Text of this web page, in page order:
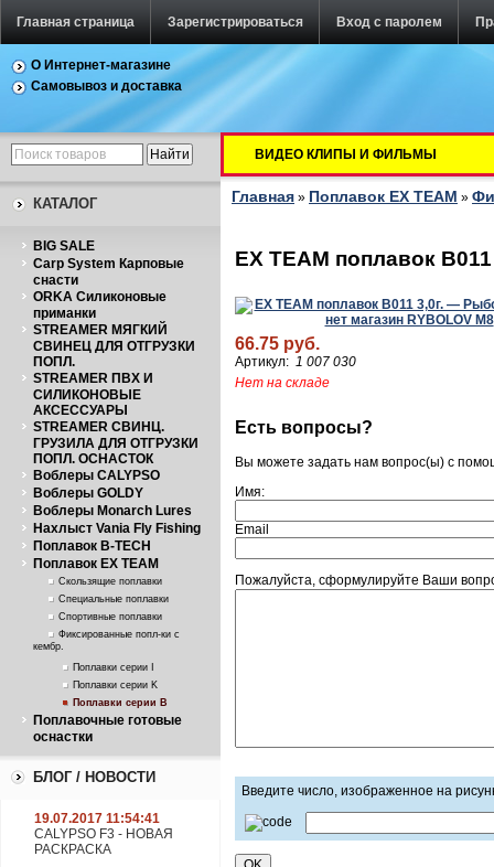
Главная страница Зарегистрироваться Вход с паролем
О Интернет-магазине
Самовывоз и доставка
КАТАЛОГ
BIG SALE
Carp System Карповые
снасти
ORKA Силиконовые
приманки
STREAMER МЯГКИЙ
СВИНЕЦ ДЛЯ ОТГРУЗКИ
ПОПЛ.
STREAMER ПВХ И
СИЛИКОНОВЫЕ
АКСЕССУАРЫ
STREAMER СВИНЦ.
ГРУЗИЛА ДЛЯ ОТГРУЗКИ
ПОПЛ. ОСНАСТОК
Воблеры CALYPSO
Воблеры GOLDY
Воблеры Monarch Lures
Нахлыст Vania Fly Fishing
Поплавок B-TECH
Поплавок EX TEAM
Скользящие поплавки
Специальные поплавки
Спортивные поплавки
Фиксированные попл-ки с
кембр.
Поплавки серии I
Поплавки серии K
Поплавки серии В
Поплавочные готовые
оснастки
БЛОГ / НОВОСТИ
19.07.2017 11:54:41
CALYPSO F3 - НОВАЯ
РАСКРАСКА
ВИДЕО КЛИПЫ И ФИЛЬМЫ
Главная » Поплавок EX TEAM »
EX TEAM поплавок B011
66.75 руб.
Артикул: 1 007 030
Нет на складе
Есть вопросы?
Вы можете задать нам вопрос(ы) с
Имя:
Email
Пожалуйста, сформулируйте Ваши
Введите число, изображенное на